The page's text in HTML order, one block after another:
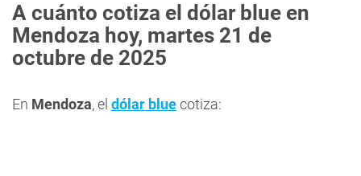
A cuánto cotiza el dólar blue en
Mendoza hoy, martes 21 de
octubre de 2025
En Mendoza, el dólar bluecotiza: